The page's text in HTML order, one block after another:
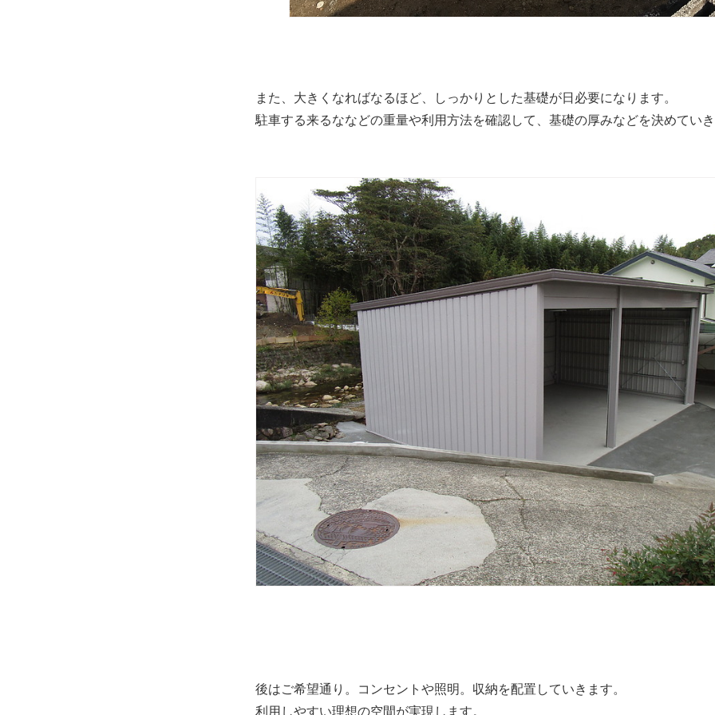
また、大きくなればなるほど、しっかりとした基礎が日必要になります。
駐車する来るななどの重量や利用方法を確認して、基礎の厚みなどを決めてい
後はご希望通り。コンセントや照明。収納を配置していきます。
利用しやすい理想の空間が実現します。